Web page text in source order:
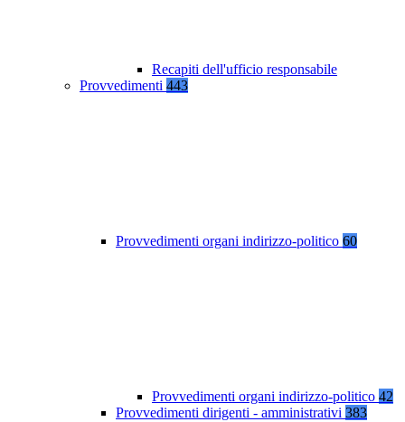
Recapiti dell'ufficio responsabile
Provvedimenti 443
Provvedimenti organi indirizzo-politico 60
Provvedimenti organi indirizzo-politico 42
Provvedimenti dirigenti - amministrativi 383